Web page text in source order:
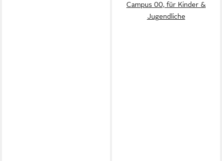
Campus 00, für Kinder &
Jugendliche